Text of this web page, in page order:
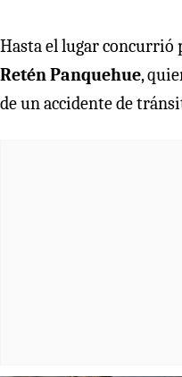
Hasta el lugar concurrió
Retén Panquehue,
de un accidente de